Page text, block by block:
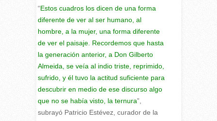
“Estos cuadros los dicen de una forma
diferente de ver al ser humano, al
hombre, a la mujer, una forma diferente
de ver el paisaje. Recordemos que hasta
la generación anterior, a Don Gilberto
Almeida, se veía al indio triste, reprimido,
sufrido, y él tuvo la actitud suficiente para
descubrir en medio de ese discurso algo
que no se había visto, la ternura”,
subrayó Patricio Estévez, curador de la